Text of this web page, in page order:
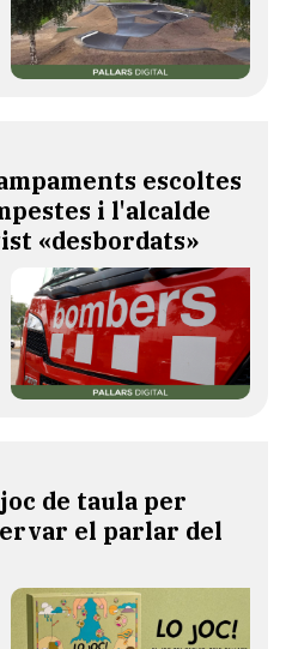
escoltes
i l'alcalde
«desbordats»
de taula per
el parlar del